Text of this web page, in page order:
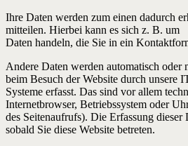
Ihre Daten werden zum einen dadurch
mitteilen. Hierbei kann es sich z. B. um
Daten handeln, die Sie in ein
Andere Daten werden automatisch
beim Besuch der Website durch unsere
Systeme erfasst. Das sind vor allem
Internetbrowser, Betriebssystem oder
des Seitenaufrufs). Die Erfassung dieser
sobald Sie diese Website betreten.